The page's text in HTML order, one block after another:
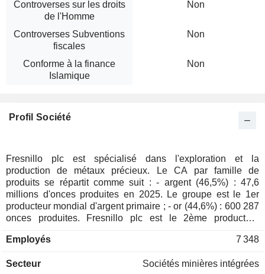
Controverses sur les droits
de l'Homme
Non
Controverses Subventions
fiscales
Non
Conforme à la finance
Islamique
Non
Profil Société
Fresnillo plc est spécialisé dans l'exploration et la
production de métaux précieux. Le CA par famille de
produits se répartit comme suit : - argent (46,5%) : 47,6
millions d'onces produites en 2025. Le groupe est le 1er
producteur mondial d'argent primaire ; - or (44,6%) : 600 287
onces produites. Fresnillo plc est le 2ème producteur
(2,7%) : 62,1 Kt produites. A fin 2025, le groupe exploite 7
Herradura, Saucito, Noche Buena, Juanicipio et San Julián).
Employés 7 348
Secteur Sociétés minières intégrées